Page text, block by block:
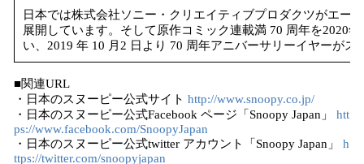
日本では株式会社ソニー・クリエイティブプロダクツがエー
展開しています。そして原作コミック連載満 70 周年を2020
い、2019 年 10 月2 日より 70 周年アニバーサリーイヤーがス
■関連URL
・日本のスヌーピー公式サイト http://www.snoopy.co.jp/
・日本のスヌーピー公式Facebook ページ「Snoopy Japan」 htt
ps://www.facebook.com/SnoopyJapan
・日本のスヌーピー公式twitter アカウント「Snoopy Japan」 h
ttps://twitter.com/snoopyjapan